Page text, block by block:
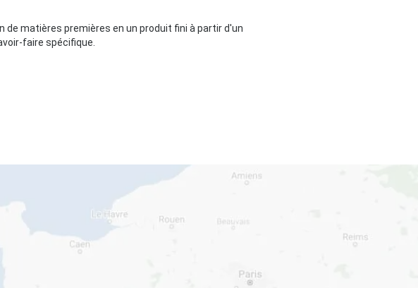
matières premières en un produit fini à partir d'un
faire spécifique.